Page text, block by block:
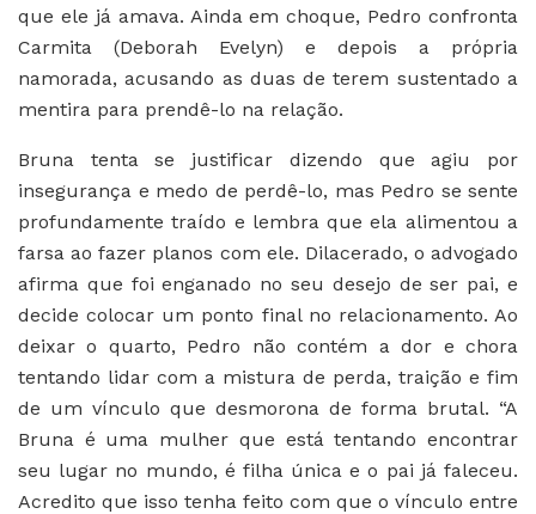
que ele já amava. Ainda em choque, Pedro confronta
Carmita (Deborah Evelyn) e depois a própria
namorada, acusando as duas de terem sustentado a
mentira para prendê-lo na relação.
Bruna tenta se justificar dizendo que agiu por
insegurança e medo de perdê-lo, mas Pedro se sente
profundamente traído e lembra que ela alimentou a
farsa ao fazer planos com ele. Dilacerado, o advogado
afirma que foi enganado no seu desejo de ser pai, e
decide colocar um ponto final no relacionamento. Ao
deixar o quarto, Pedro não contém a dor e chora
tentando lidar com a mistura de perda, traição e fim
de um vínculo que desmorona de forma brutal. “A
Bruna é uma mulher que está tentando encontrar
seu lugar no mundo, é filha única e o pai já faleceu.
Acredito que isso tenha feito com que o vínculo entre